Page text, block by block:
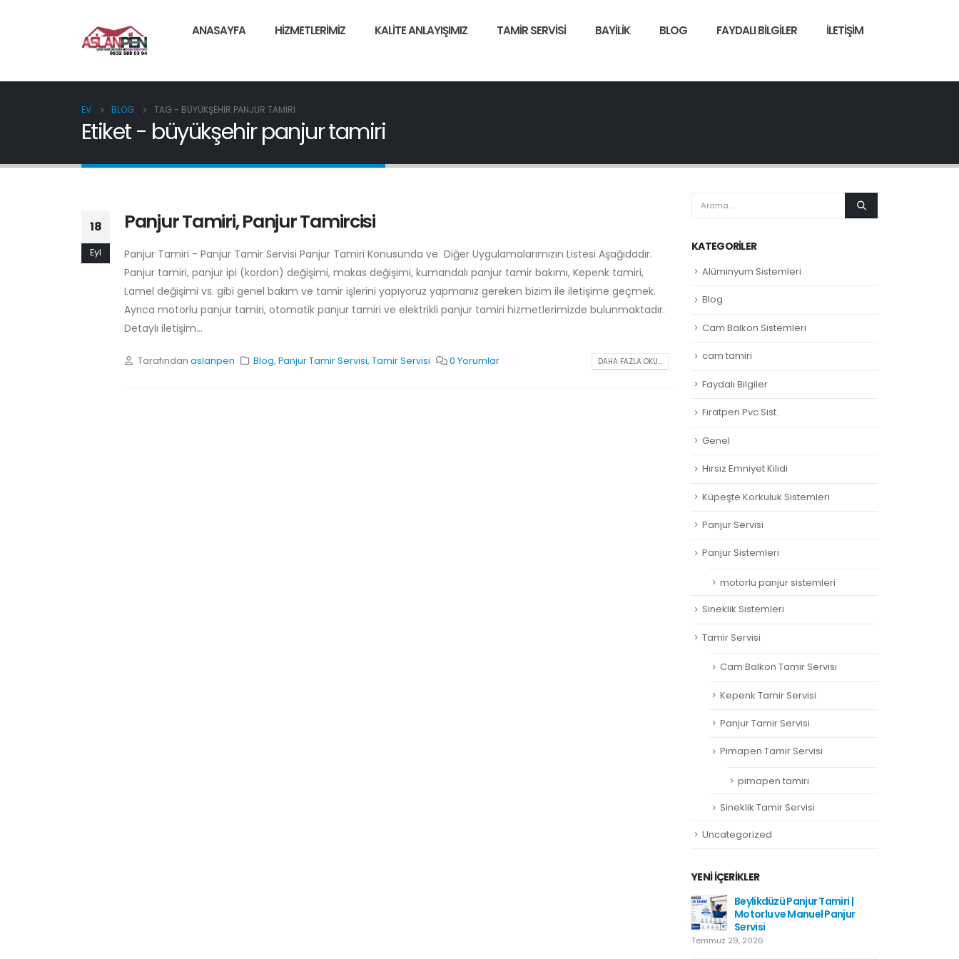
ANASAYFA HIZMETLERIMIZ KALITE ANLAYIŞIMIZ TAMIR SERVISI BAYILIK BLOG FAYDALI BILGILER İLETIŞIM
EV BLOG TAG - BÜYÜKŞEHIR PANJUR TAMIRI
Etiket - büyükşehir panjur tamiri
18
Eyl
Panjur Tamiri, Panjur Tamircisi
Panjur Tamiri - Panjur Tamir Servisi Panjur Tamiri Konusunda ve Diğer Uygulamalarımızın Listesi Aşağıdadır.
Panjur tamiri, panjur ipi (kordon) değişimi, makas değişimi, kumandalı panjur tamir bakımı, Kepenk tamiri,
Lamel değişimi vs. gibi genel bakım ve tamir işlerini yapıyoruz yapmanız gereken bizim ile iletişime geçmek.
Ayrıca motorlu panjur tamiri, otomatik panjur tamiri ve elektrikli panjur tamiri hizmetlerimizde bulunmaktadır.
Detaylı iletişim...
Tarafından aslanpen Blog,Panjur Tamir Servisi,Tamir Servisi 0 Yorumlar DAHA FAZLA OKU...
KATEGORILER
Alüminyum Sistemleri
Blog
Cam Balkon Sistemleri
cam tamiri
Faydalı Bilgiler
Fıratpen Pvc Sist.
Genel
Hırsız Emniyet Kilidi
Küpeşte Korkuluk Sistemleri
Panjur Servisi
Panjur Sistemleri
motorlu panjur sistemleri
Sineklik Sistemleri
Tamir Servisi
Cam Balkon Tamir Servisi
Kepenk Tamir Servisi
Panjur Tamir Servisi
Pimapen Tamir Servisi
pimapen tamiri
Sineklik Tamir Servisi
Uncategorized
YENI İÇERIKLER
Beylikdüzü Panjur Tamiri |
Motorlu ve Manuel Panjur
Servisi
Temmuz 29, 2026